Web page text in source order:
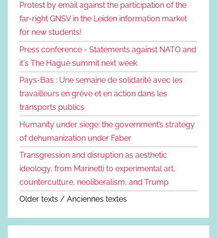
Protest by email against the participation of the
far-right GNSV in the Leiden information market
for new students!
Press conference - Statements against NATO and
it's The Hague summit next week
Pays-Bas : Une semaine de solidarité avec les
travailleurs en grève et en action dans les
transports publics
Humanity under siege: the government’s strategy
of dehumanization under Faber
Transgression and disruption as aesthetic
ideology, from Marinetti to experimental art,
counterculture, neoliberalism, and Trump
Older texts / Anciennes textes